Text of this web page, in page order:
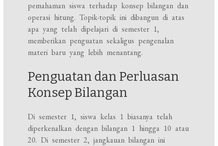
pemahaman siswa terhadap konsep bilangan dan
operasi hitung. Topik-topik ini dibangun di atas
apa yang telah dipelajari di semester 1,
memberikan penguatan sekaligus pengenalan
materi baru yang lebih menantang.
Penguatan dan Perluasan
Konsep Bilangan
Di semester 1, siswa kelas 1 biasanya telah
diperkenalkan dengan bilangan 1 hingga 10 atau
20. Di semester 2, jangkauan bilangan ini